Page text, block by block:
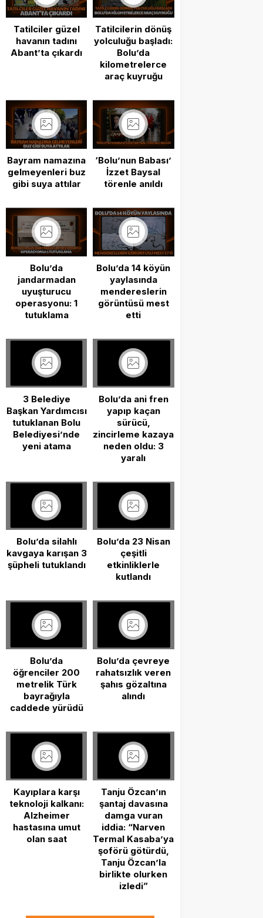
Tatilciler güzel
havanın tadını
Abant’ta çıkardı
Tatilcilerin dönüş
yolculuğu başladı:
Bolu’da
kilometrelerce
araç kuyruğu
Bayram namazına
gelmeyenleri buz
gibi suya attılar
‘Bolu’nun Babası’
İzzet Baysal
törenle anıldı
Bolu’da
jandarmadan
uyuşturucu
operasyonu: 1
tutuklama
Bolu’da 14 köyün
yaylasında
mendereslerin
görüntüsü mest
etti
3 Belediye
Başkan Yardımcısı
tutuklanan Bolu
Belediyesi’nde
yeni atama
Bolu’da ani fren
yapıp kaçan
sürücü,
zincirleme kazaya
neden oldu: 3
yaralı
Bolu’da silahlı
kavgaya karışan 3
şüpheli tutuklandı
Bolu’da 23 Nisan
çeşitli
etkinliklerle
kutlandı
Bolu’da
öğrenciler 200
metrelik Türk
bayrağıyla
caddede yürüdü
Bolu’da çevreye
rahatsızlık veren
şahıs gözaltına
alındı
Kayıplara karşı
teknoloji kalkanı:
Alzheimer
hastasına umut
olan saat
Tanju Özcan’ın
şantaj davasına
damga vuran
iddia: “Narven
Termal Kasaba’ya
şoförü götürdü,
Tanju Özcan’la
birlikte olurken
izledi”